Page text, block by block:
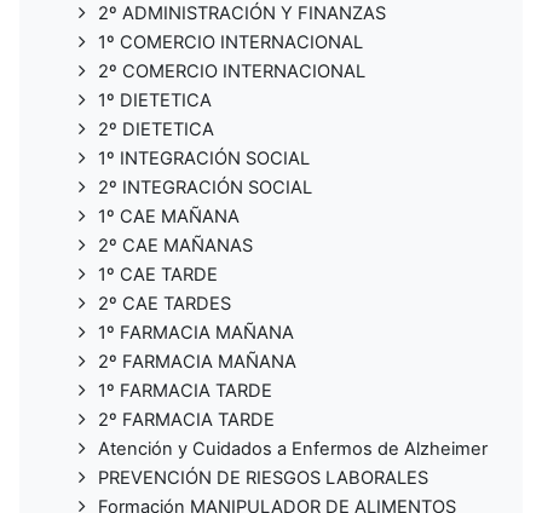
2º ADMINISTRACIÓN Y FINANZAS
1º COMERCIO INTERNACIONAL
2º COMERCIO INTERNACIONAL
1º DIETETICA
2º DIETETICA
1º INTEGRACIÓN SOCIAL
2º INTEGRACIÓN SOCIAL
1º CAE MAÑANA
2º CAE MAÑANAS
1º CAE TARDE
2º CAE TARDES
1º FARMACIA MAÑANA
2º FARMACIA MAÑANA
1º FARMACIA TARDE
2º FARMACIA TARDE
Atención y Cuidados a Enfermos de Alzheimer
PREVENCIÓN DE RIESGOS LABORALES
Formación MANIPULADOR DE ALIMENTOS